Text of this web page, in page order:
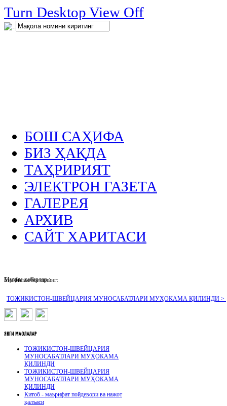
Turn Desktop View Off
.
БОШ САҲИФА
БИЗ ҲАҚДА
ТАҲРИРИЯТ
ЭЛЕКТРОН ГАЗЕТА
ГАЛЕРЕЯ
АРХИВ
САЙТ ХАРИТАСИ
Муҳим хабарлар :
ТОЖИКИСТОН-ШВЕЙЦАРИЯ МУНОСАБАТЛАРИ МУҲОКАМА ҚИЛИНДИ >
Биз билан боғланинг:
ЯНГИ МАҚОЛАЛАР
ТОЖИКИСТОН-ШВЕЙЦАРИЯ
МУНОСАБАТЛАРИ МУҲОКАМА
ҚИЛИНДИ
ТОЖИКИСТОН-ШВЕЙЦАРИЯ
МУНОСАБАТЛАРИ МУҲОКАМА
ҚИЛИНДИ
Китоб - маърифат пойдевори ва нажот
қалъаси